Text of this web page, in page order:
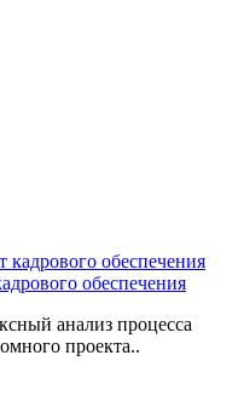
обеспечения
анализ процесса
проекта..